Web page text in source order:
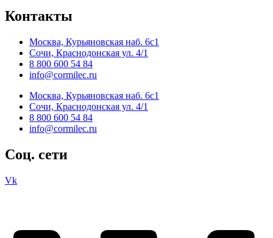
Контакты
Москва, Курьяновская наб. 6с1
Сочи, Краснодонская ул. 4/1
8 800 600 54 84
info@cormilec.ru
Москва, Курьяновская наб. 6с1
Сочи, Краснодонская ул. 4/1
8 800 600 54 84
info@cormilec.ru
Соц. сети
Vk